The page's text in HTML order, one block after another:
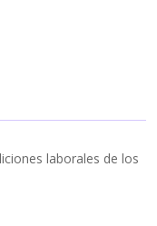
laborales de los